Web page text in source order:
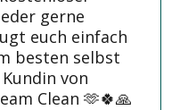
gerne
euch einfach
besten selbst
von
Clean 🫶🍀🙏